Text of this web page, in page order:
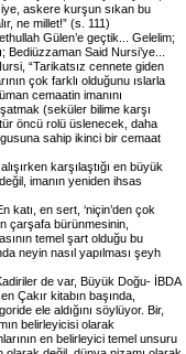
askere kurşun sıkan bu
ne millet!” (s. 111)
Gülen’e geçtik... Gelelim;
Said Nursi’ye...
“Tarikatsız cennete giden
çok farklı olduğunu ıslarla
cemaatin imanını
(seküler bilime karşı
öncü rolü üslenecek, daha
sahip ikinci bir cemaat
karşılaştığı en büyük
imanın yeniden ihsas
katı, en sert, ‘niçin’den çok
çarşafa bürünmesinin,
temel şart olduğu bu
neyin nasıl yapılması şeyh
de var, Büyük Doğu- İBDA
Çakır kitabın başında,
ele aldığını söylüyor. Bir,
belirleyicisi olarak
en belirleyici temel unsuru